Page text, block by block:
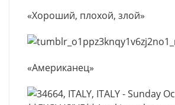
«Хороший, плохой, злой»
«Американец»